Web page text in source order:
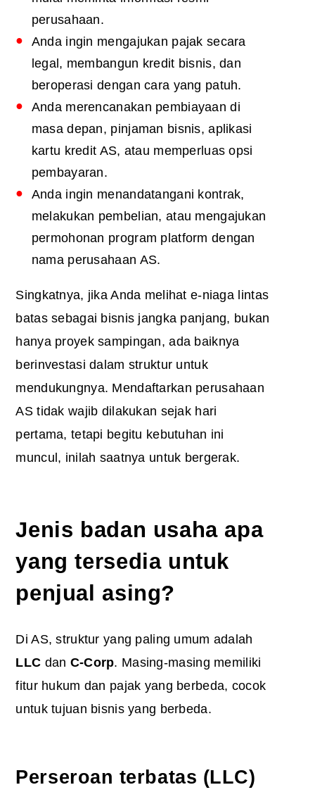
perusahaan.
Anda ingin mengajukan pajak secara
legal, membangun kredit bisnis, dan
beroperasi dengan cara yang patuh.
Anda merencanakan pembiayaan di
masa depan, pinjaman bisnis, aplikasi
kartu kredit AS, atau memperluas opsi
pembayaran.
Anda ingin menandatangani kontrak,
melakukan pembelian, atau mengajukan
permohonan program platform dengan
nama perusahaan AS.
Singkatnya, jika Anda melihat e-niaga lintas
batas sebagai bisnis jangka panjang, bukan
hanya proyek sampingan, ada baiknya
berinvestasi dalam struktur untuk
mendukungnya. Mendaftarkan perusahaan
AS tidak wajib dilakukan sejak hari
pertama, tetapi begitu kebutuhan ini
muncul, inilah saatnya untuk bergerak.
Jenis badan usaha apa
yang tersedia untuk
penjual asing?
Di AS, struktur yang paling umum adalah
LLC dan C-Corp. Masing-masing memiliki
fitur hukum dan pajak yang berbeda, cocok
untuk tujuan bisnis yang berbeda.
Perseroan terbatas (LLC)